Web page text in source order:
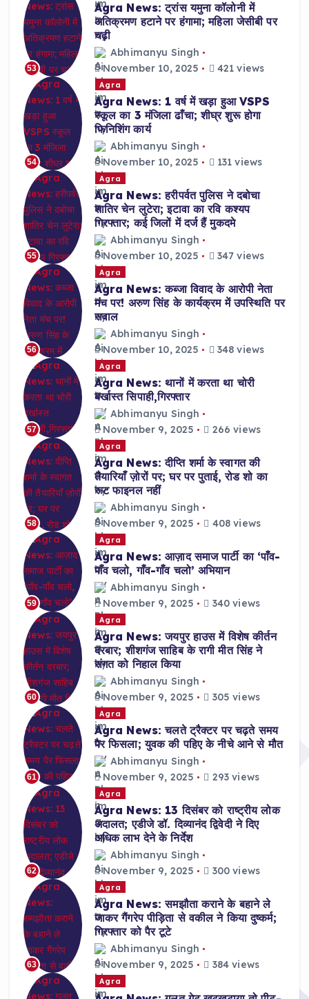
53
Agra News: ट्रांस यमुना कॉलोनी में
अतिक्रमण हटाने पर हंगामा; महिला जेसीबी पर
चढ़ी
Abhimanyu Singh
November 10, 2025
421 views
54
Agra
Agra News: 1 वर्ष में खड़ा हुआ VSPS
स्कूल का 3 मंजिला ढाँचा; शीघ्र शुरू होगा
फिनिशिंग कार्य
Abhimanyu Singh
November 10, 2025
131 views
55
Agra
Agra News: हरीपर्वत पुलिस ने दबोचा
शातिर चेन लुटेरा; इटावा का रवि कश्यप
गिरफ्तार; कई जिलों में दर्ज हैं मुकदमे
Abhimanyu Singh
November 10, 2025
347 views
56
Agra
Agra News: कब्जा विवाद के आरोपी नेता
मंच पर! अरुण सिंह के कार्यक्रम में उपस्थिति पर
सवाल
Abhimanyu Singh
November 10, 2025
348 views
57
Agra
Agra News: थानों में करता था चोरी
बर्खास्त सिपाही,गिरफ्तार
Abhimanyu Singh
November 9, 2025
266 views
58
Agra
Agra News: दीप्ति शर्मा के स्वागत की
तैयारियाँ ज़ोरों पर; घर पर पुताई, रोड शो का
रूट फाइनल नहीं
Abhimanyu Singh
November 9, 2025
408 views
59
Agra
Agra News: आज़ाद समाज पार्टी का ‘पाँव-
पाँव चलो, गाँव-गाँव चलो’ अभियान
Abhimanyu Singh
November 9, 2025
340 views
60
Agra
Agra News: जयपुर हाउस में विशेष कीर्तन
दरबार; शीशगंज साहिब के रागी मीत सिंह ने
संगत को निहाल किया
Abhimanyu Singh
November 9, 2025
305 views
61
Agra
Agra News: चलते ट्रैक्टर पर चढ़ते समय
पैर फिसला; युवक की पहिए के नीचे आने से मौत
Abhimanyu Singh
November 9, 2025
293 views
62
Agra
Agra News: 13 दिसंबर को राष्ट्रीय लोक
अदालत; एडीजे डॉ. दिव्यानंद द्विवेदी ने दिए
अधिक लाभ देने के निर्देश
Abhimanyu Singh
November 9, 2025
300 views
63
Agra
Agra News: समझौता कराने के बहाने ले
जाकर गैंगरेप पीड़िता से वकील ने किया दुष्कर्म;
गिरफ्तार को पैर टूटे
Abhimanyu Singh
November 9, 2025
384 views
Agra